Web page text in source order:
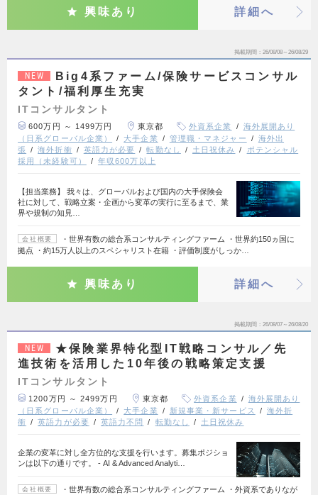
興味あり 詳細へ
掲載期間 26/08/08～26/08/29
NEW
Big4系ファーム/保険サービスコンサル
タント/福利厚生充実
ITコンサルタント
600万円 ～ 1499万円 東京都 外資系企業
海外展開あり
（日系グローバル企業）
大手企業 管理職・マネジャー
海外出
張
海外折衝 英語力が必要 転勤なし 土日祝休み
ポテンシャル
採用（未経験可）
年収600万以上
【担当業務】 我々は、グローバルおよび国内の大手保険会
社に対して、戦略立案・企画から変革の実行に至るまで、業
界や規制の知見…
会社概要
・世界有数の総合系コンサルティングファーム ・世界約150ヵ国に
拠点 ・約15万人以上のスペシャリスト在籍 ・評価制度がしっか…
興味あり 詳細へ
掲載期間 26/08/07～26/08/20
NEW
★保険業界特化型IT戦略コンサル／先
進技術を活用した10年後の戦略策定支援
ITコンサルタント
1200万円 ～ 2499万円 東京都 外資系企業
海外展開あり
（日系グローバル企業）
大手企業 新規事業・新サービス
海外折
衝
英語力が必要 英語力不問 転勤なし 土日祝休み
企業の変革に対し全方位的な支援を行います。募集ポジショ
ンは以下の通りです。 - AI & Advanced Analyti…
会社概要
・世界有数の総合系コンサルティングファーム ・外資系でありなが